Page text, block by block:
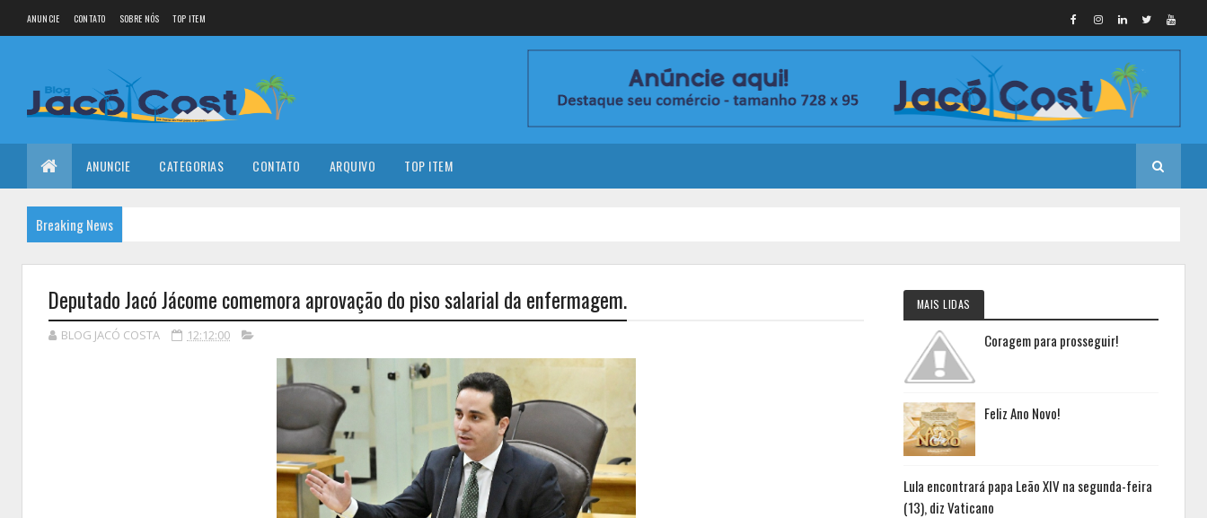
ANUNCIE CONTATO SOBRE NÓS TOP ITEM
ANUNCIE CATEGORIAS CONTATO ARQUIVO TOP ITEM
Breaking News
Deputado Jacó Jácome comemora aprovação do piso salarial da enfermagem.
BLOG JACÓ COSTA 12:12:00
MAIS LIDAS
Coragem para prosseguir!
Feliz Ano Novo!
Lula encontrará papa Leão XIV na segunda-feira
(13), diz Vaticano